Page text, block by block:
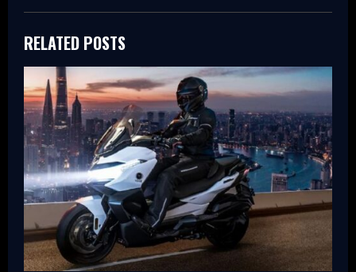
RELATED POSTS